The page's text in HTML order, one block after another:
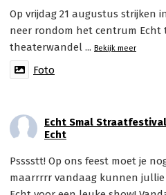
Op vrijdag 21 augustus strijken
neer rondom het centrum Echt
theaterwandel ... Bekijk meer
Foto
Echt Smal
Echt
Psssstt! Op ons feest moet je
maarrrrr vandaag kunnen